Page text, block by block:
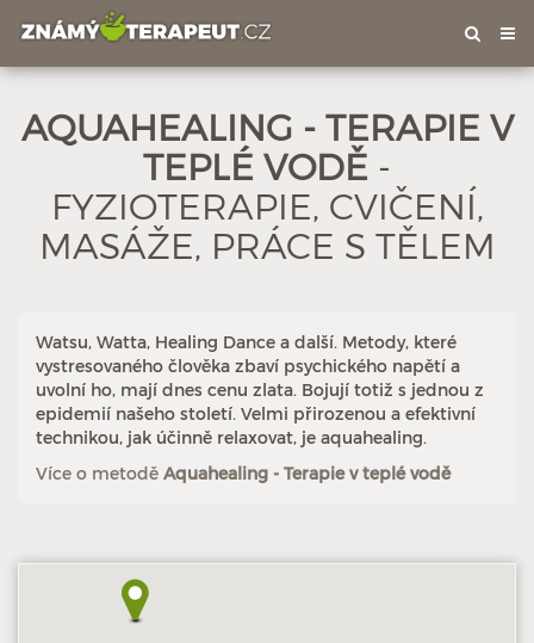
AQUAHEALING - TERAPIE V
TEPLÉ VODĚ -
FYZIOTERAPIE, CVIČENÍ,
MASÁŽE, PRÁCE S TĚLEM
Watsu, Watta, Healing Dance a další. Metody, které
vystresovaného člověka zbaví psychického napětí a
uvolní ho, mají dnes cenu zlata. Bojují totiž s jednou z
epidemií našeho století. Velmi přirozenou a efektivní
technikou, jak účinně relaxovat, je aquahealing.
Více o metodě Aquahealing - Terapie v teplé vodě
Hodnoceno: 5× Profil terapeuta